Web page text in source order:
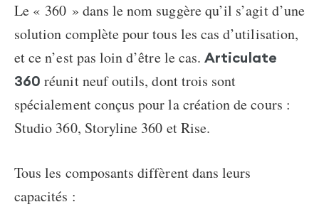
Le « 360 » dans le nom suggère qu’il s’agit d’une
solution complète pour tous les cas d’utilisation,
et ce n’est pas loin d’être le cas.Articulate
360 réunit neuf outils, dont trois sont
spécialement conçus pour la création de cours :
Studio 360, Storyline 360 et Rise.
Tous les composants diffèrent dans leurs
capacités :